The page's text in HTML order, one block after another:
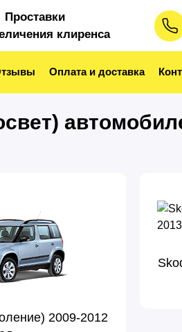
Проставки
клиренса
Оплата и доставка
2009-2012